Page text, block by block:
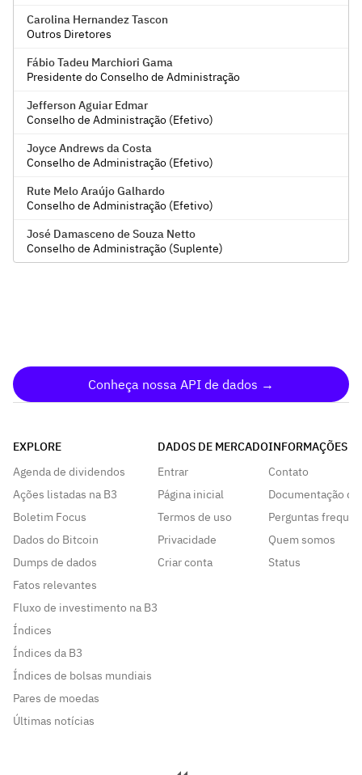
Carolina Hernandez Tascon
Outros Diretores
Fábio Tadeu Marchiori Gama
Presidente do Conselho de Administração
Jefferson Aguiar Edmar
Conselho de Administração (Efetivo)
Joyce Andrews da Costa
Conselho de Administração (Efetivo)
Rute Melo Araújo Galhardo
Conselho de Administração (Efetivo)
José Damasceno de Souza Netto
Conselho de Administração (Suplente)
Conheça nossa API de dados →
EXPLORE
Agenda de dividendos
Ações listadas na B3
Boletim Focus
Dados do Bitcoin
Dumps de dados
Fatos relevantes
Fluxo de investimento na B3
Índices
Índices da B3
Índices de bolsas mundiais
Pares de moedas
Últimas notícias
DADOS DE MERCADO
Entrar
Página inicial
Termos de uso
Privacidade
Criar conta
INFORMAÇÕES
Contato
Documentação da
Perguntas
Quem somos
Status